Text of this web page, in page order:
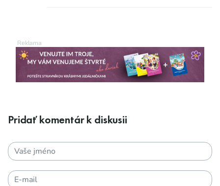
Pridať komentár k diskusii